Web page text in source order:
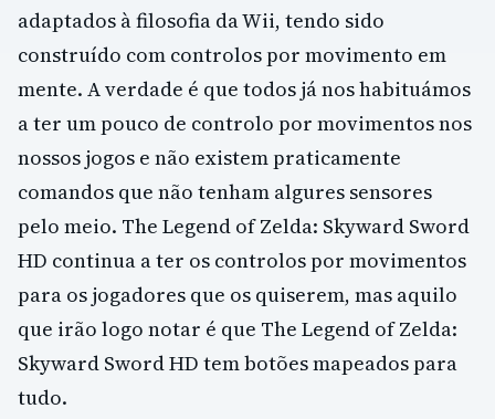
adaptados à filosofia da Wii, tendo sido
construído com controlos por movimento em
mente. A verdade é que todos já nos habituámos
a ter um pouco de controlo por movimentos nos
nossos jogos e não existem praticamente
comandos que não tenham algures sensores
pelo meio. The Legend of Zelda: Skyward Sword
HD continua a ter os controlos por movimentos
para os jogadores que os quiserem, mas aquilo
que irão logo notar é que The Legend of Zelda:
Skyward Sword HD tem botões mapeados para
tudo.